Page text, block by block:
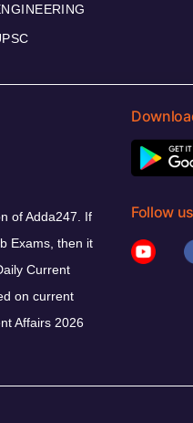
of Adda247. If
Exams, then it
Current
on current
Affairs 2026
Follow